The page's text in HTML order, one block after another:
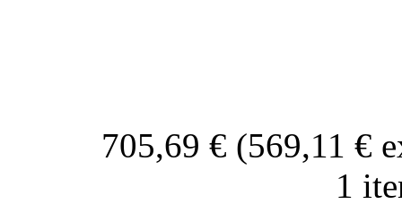
705,69 € (569,11 €
1